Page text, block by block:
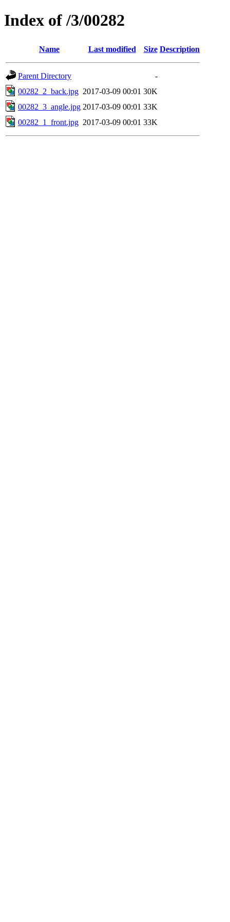
Index of /3/00282
Name Last modified Size Description
Parent Directory
-
00282_2_back.jpg 2017-03-09 00:01 30K
00282_3_angle.jpg 2017-03-09 00:01 33K
00282_1_front.jpg 2017-03-09 00:01 33K